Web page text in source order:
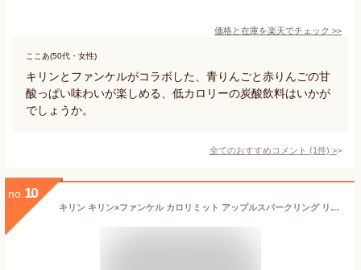
価格と在庫を楽天でチェック >>
ここあ(50代・女性)
キリンとファンケルがコラボした、青りんごと赤りんごの甘
酸っぱい味わいが楽しめる、低カロリーの炭酸飲料はいかが
でしょうか。
全てのおすすめコメント (1件) >
no. 10
キリン キリン×ファンケル カロリミット アップルスパークリング リフレッシュ 500ml 24本 ペットボトル 機能性表示食品 炭酸飲料 炭酸